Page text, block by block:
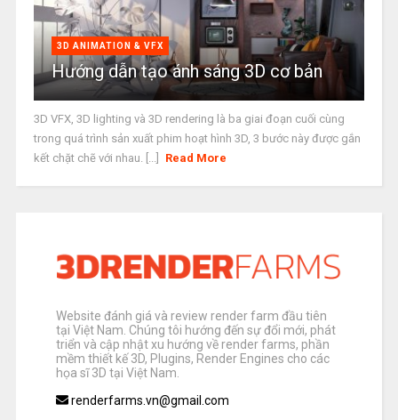
3D ANIMATION & VFX
Hướng dẫn tạo ánh sáng 3D cơ bản
3D VFX, 3D lighting và 3D rendering là ba giai đoạn cuối cùng
trong quá trình sản xuất phim hoạt hình 3D, 3 bước này được gắn
kết chặt chẽ với nhau. [...]
Read More
Website đánh giá và review render farm đầu tiên
tại Việt Nam. Chúng tôi hướng đến sự đổi mới, phát
triển và cập nhật xu hướng về render farms, phần
mềm thiết kế 3D, Plugins, Render Engines cho các
họa sĩ 3D tại Việt Nam.
renderfarms.vn@gmail.com